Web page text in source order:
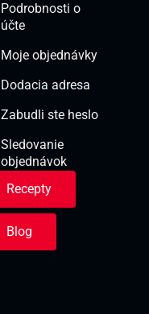
Podrobnosti o
účte
Moje objednávky
Dodacia adresa
Zabudli ste heslo
Sledovanie
objednávok
Recepty
Blog